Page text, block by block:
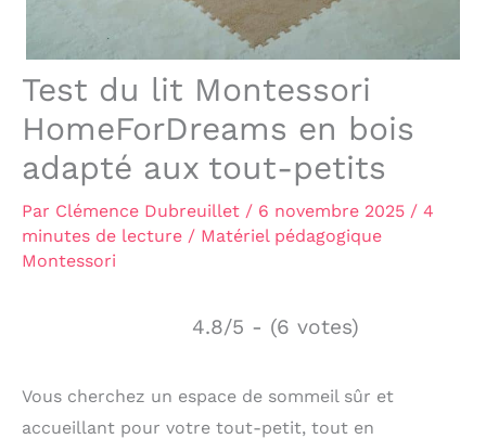
Test du lit Montessori
HomeForDreams en bois
adapté aux tout-petits
Par Clémence Dubreuillet / 6 novembre 2025 / 4
minutes de lecture / Matériel pédagogique
Montessori
4.8/5 - (6 votes)
Vous cherchez un espace de sommeil sûr et
accueillant pour votre tout-petit, tout en